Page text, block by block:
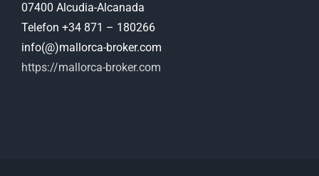
07400 Alcudia-Alcanada
Telefon +34 871 – 180266
info(@)mallorca-broker.com
https://mallorca-broker.com